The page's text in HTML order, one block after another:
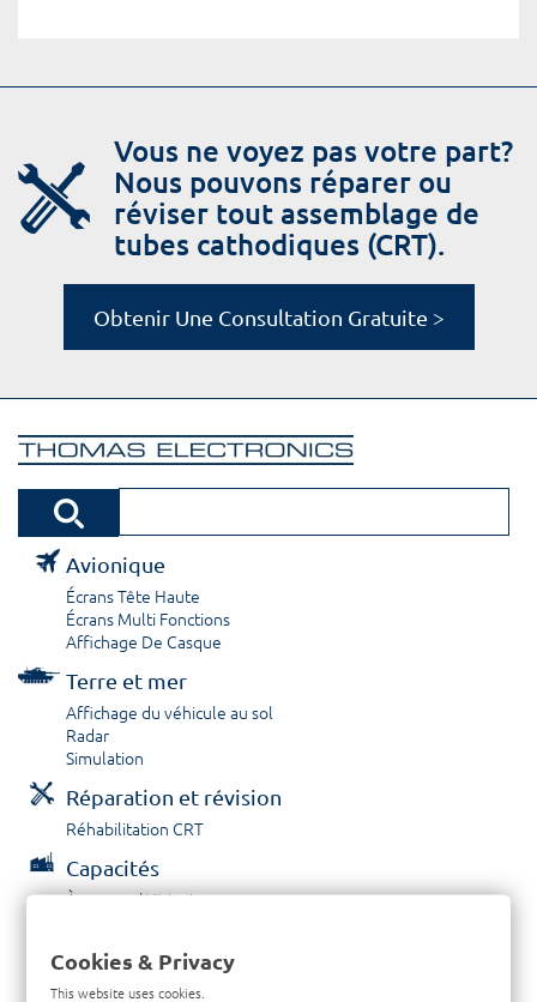
Vous ne voyez pas votre part?
Nous pouvons réparer ou
réviser tout assemblage de
tubes cathodiques (CRT).
Obtenir Une Consultation Gratuite >
Avionique
Écrans Tête Haute
Écrans Multi Fonctions
Affichage De Casque
Terre et mer
Affichage du véhicule au sol
Radar
Simulation
Réparation et révision
Réhabilitation CRT
Capacités
À propos / Historique
Contactez nous
Cookies & Privacy
This website uses cookies.